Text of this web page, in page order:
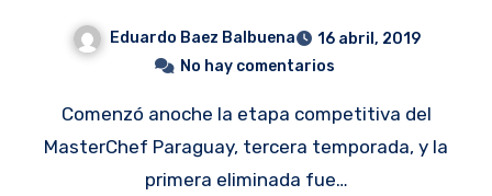
Eduardo Baez Balbuena
16 abril, 2019
No hay comentarios
Comenzó anoche la etapa competitiva del
MasterChef Paraguay, tercera temporada, y la
primera eliminada fue…